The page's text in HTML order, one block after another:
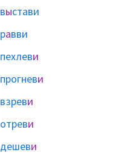
выстави
равви
пехлеви
прогневи
взреви
отреви
дешеви